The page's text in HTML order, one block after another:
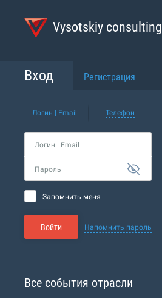
Vysotskiy consulting
Вход Регистрация
Логин | Email Телефон
Логин | Email
Пароль
Запомнить меня
Войти Напомнить пароль
Все события отрасли